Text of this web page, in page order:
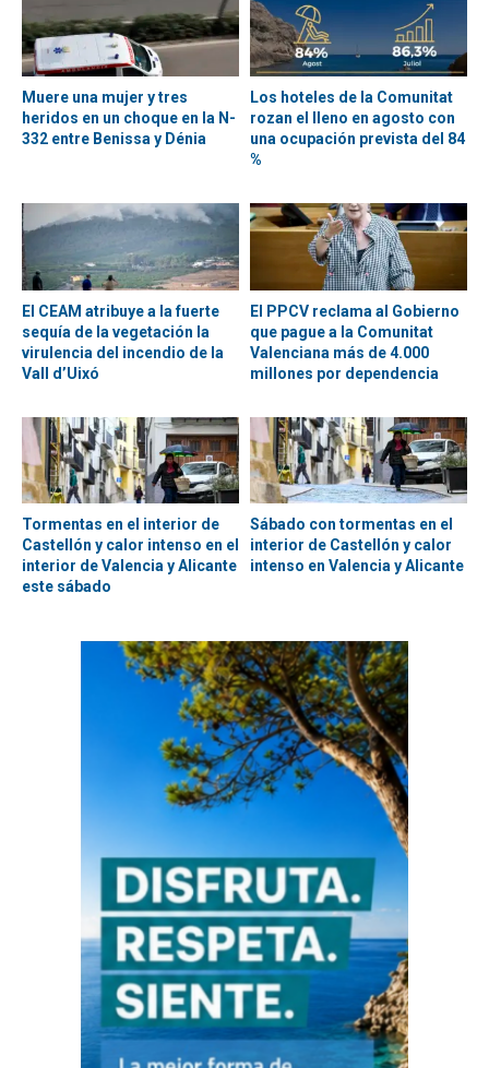
Muere una mujer y tres
heridos en un choque en la N-
332 entre Benissa y Dénia
Los hoteles de la Comunitat
rozan el lleno en agosto con
una ocupación prevista del 84
%
El CEAM atribuye a la fuerte
sequía de la vegetación la
virulencia del incendio de la
Vall d’Uixó
El PPCV reclama al Gobierno
que pague a la Comunitat
Valenciana más de 4.000
millones por dependencia
Tormentas en el interior de
Castellón y calor intenso en el
interior de Valencia y Alicante
este sábado
Sábado con tormentas en el
interior de Castellón y calor
intenso en Valencia y Alicante